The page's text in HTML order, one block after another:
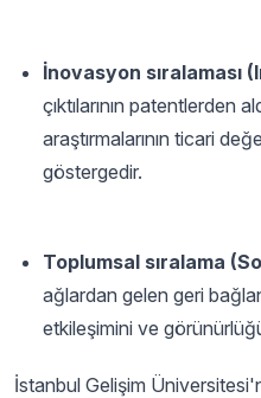
İnovasyon sıralaması
çıktılarının patentlerden
araştırmalarının ticari
göstergedir.
Toplumsal sıralama
ağlardan gelen geri
etkileşimini ve
İstanbul Gelişim